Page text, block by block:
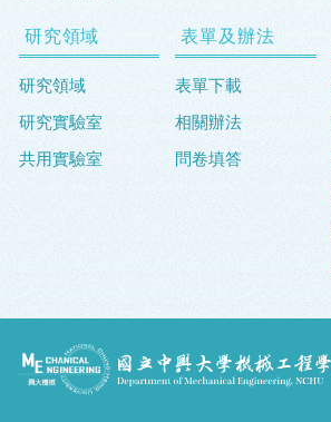
研究領域
研究領域
研究實驗室
共用實驗室
表單及辦法
表單下載
相關辦法
問卷填答